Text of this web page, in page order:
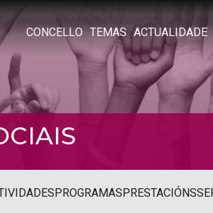
CONCELLO TEMAS ACTUALIDADE
PROGRAMASPRESTACIÓNS